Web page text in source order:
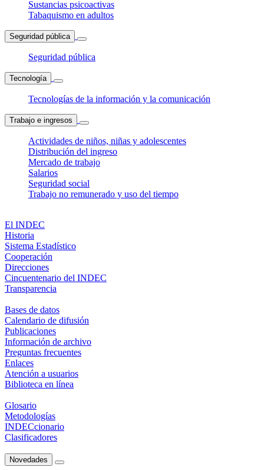
Sustancias psicoactivas
Tabaquismo en adultos
Seguridad pública
Seguridad pública
Tecnología
Tecnologías de la información y la comunicación
Trabajo e ingresos
Actividades de niños, niñas y adolescentes
Distribución del ingreso
Mercado de trabajo
Salarios
Seguridad social
Trabajo no remunerado y uso del tiempo
El INDEC
Historia
Sistema Estadístico
Cooperación
Direcciones
Cincuentenario del INDEC
Transparencia
Bases de datos
Calendario de difusión
Publicaciones
Información de archivo
Preguntas frecuentes
Enlaces
Atención a usuarios
Biblioteca en línea
Glosario
Metodologías
INDECcionario
Clasificadores
Novedades